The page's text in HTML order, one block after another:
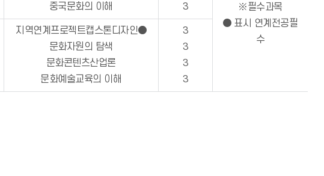
※필수과목
● 표시 연계전공필
수
중국문화의 이해 3
지역연계프로젝트캡스톤디자인●
문화자원의 탐색
문화콘텐츠산업론
문화예술교육의 이해
3
3
3
3